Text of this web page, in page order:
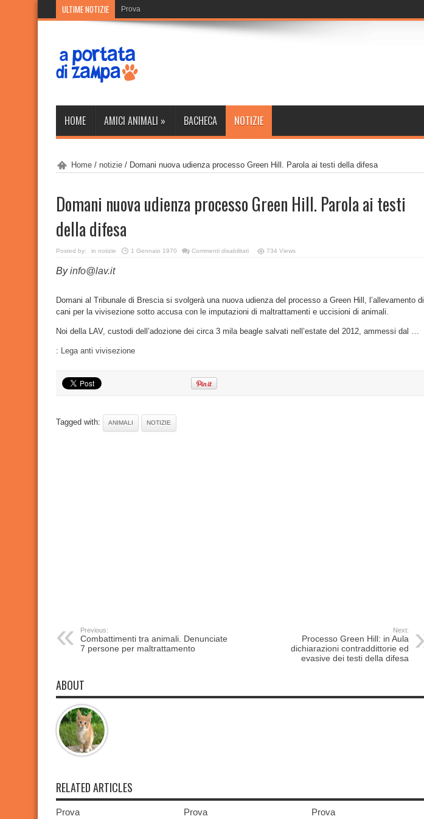
ULTIME NOTIZIE Prova
HOME AMICI ANIMALI » BACHECA NOTIZIE
Home / notizie / Domani nuova udienza processo Green Hill. Parola ai testi della difesa
Domani nuova udienza processo Green Hill. Parola ai testi
della difesa
Posted by: in notizie 1 Gennaio 1970 Commenti disabilitatisu
Parola
ai
testi
734 Views
Byinfo@lav.it
Domani al Tribunale di Brescia si svolgerà una nuova udienza del processo a Green Hill, l’allevamento di
cani per la vivisezione sotto accusa con le imputazioni di maltrattamenti e uccisioni di animali.
Noi della LAV, custodi dell’adozione dei circa 3 mila beagle salvati nell’estate del 2012, ammessi dal …
: Lega anti vivisezione
Tagged with: ANIMALI NOTIZIE
Previous:
Combattimenti tra animali. Denunciate
7 persone per maltrattamento
Next:
Processo Green Hill: in Aula
dichiarazioni contraddittorie ed
evasive dei testi della difesa
ABOUT
RELATED ARTICLES
Prova Prova Prova